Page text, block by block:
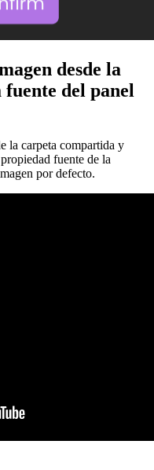
desde la
del panel
la carpeta compartida y
fuente de la
por defecto.